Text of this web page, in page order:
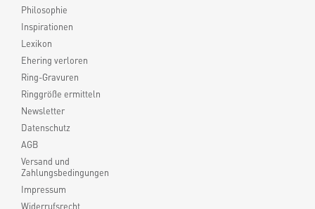
Philosophie
Inspirationen
Lexikon
Ehering verloren
Ring-Gravuren
Ringgröße ermitteln
Newsletter
Datenschutz
AGB
Versand und
Zahlungsbedingungen
Impressum
Widerrufsrecht